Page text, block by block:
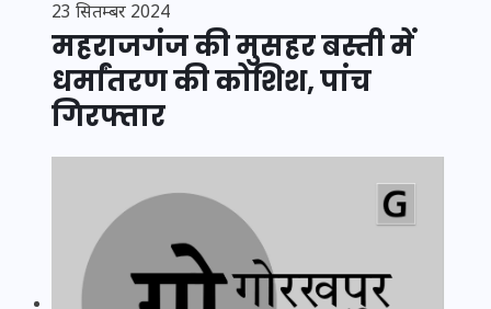
23 सितम्बर 2024
महराजगंज की मुसहर बस्ती में
धर्मांतरण की कोशिश, पांच
गिरफ्तार